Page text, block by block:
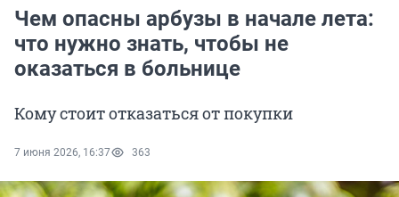
Чем опасны арбузы в начале лета:
что нужно знать, чтобы не
оказаться в больнице
Кому стоит отказаться от покупки
7 июня 2026, 16:37 363